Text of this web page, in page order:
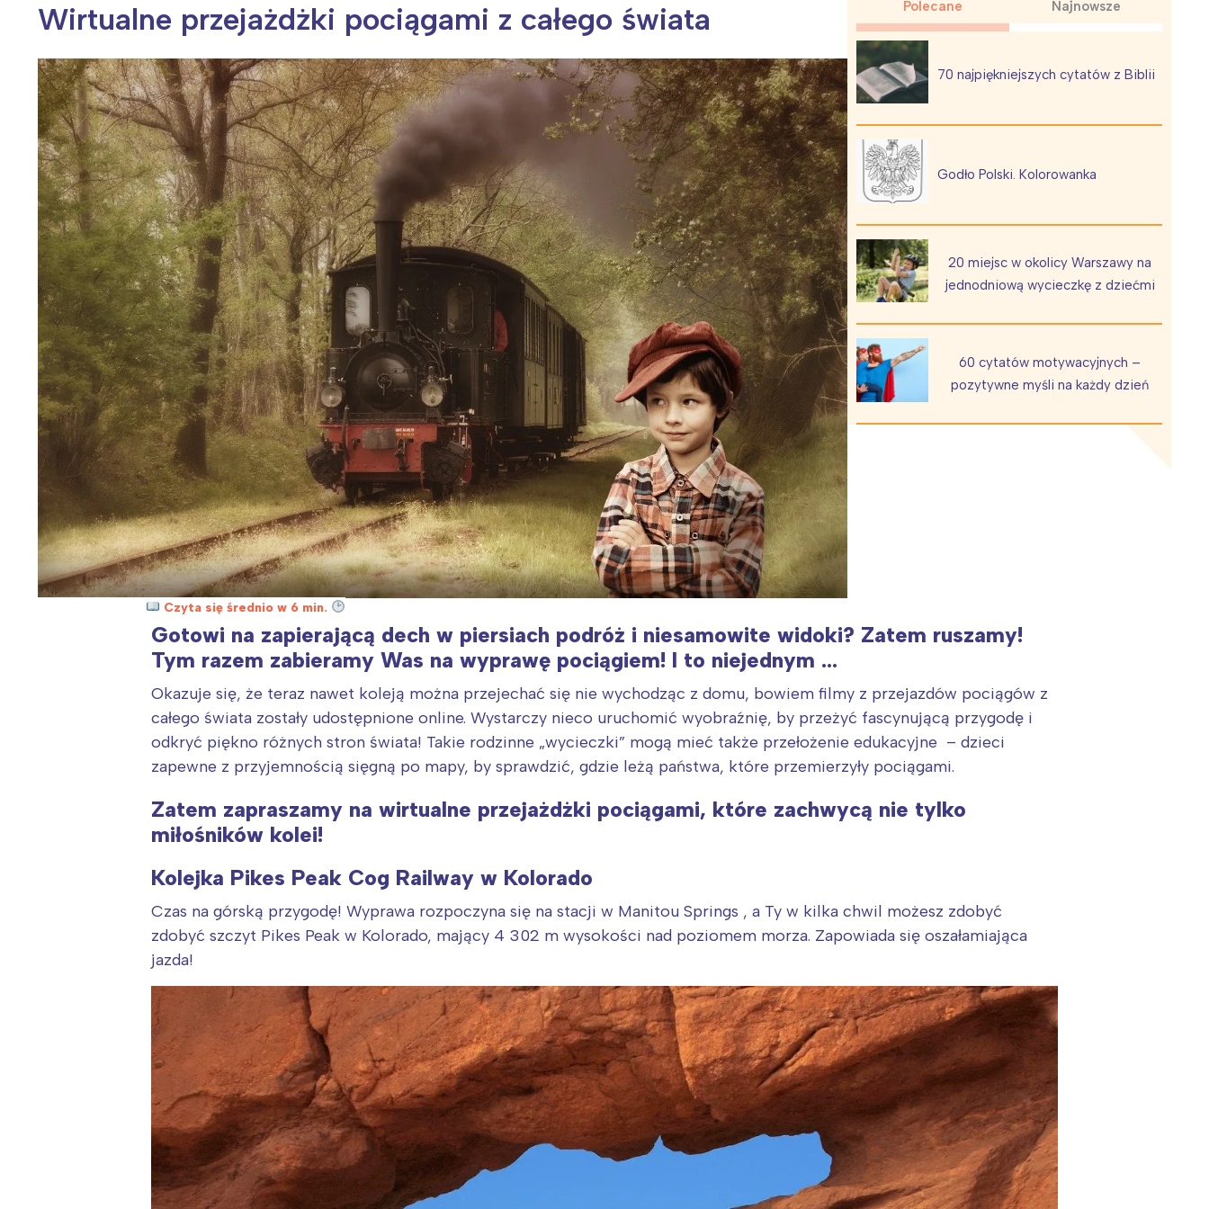
Wiosenny koncert ptaków na płocie Kwitnąca wiśnia i jej płatki Pszczoła i kwitnący ul
Wirtualne przejażdżki pociągami z całego świata Polecane Najnowsze
70 najpiękniejszych cytatów z Biblii
Godło Polski. Kolorowanka
20 miejsc w okolicy Warszawy na
jednodniową wycieczkę z dziećmi
60 cytatów motywacyjnych –
pozytywne myśli na każdy dzień
Czyta się średnio w 6 min.
Gotowi na zapierającą dech w piersiach podróż i niesamowite widoki? Zatem ruszamy!
Tym razem zabieramy Was na wyprawę pociągiem! I to niejednym …
Okazuje się, że teraz nawet koleją można przejechać się nie wychodząc z domu, bowiem filmy z przejazdów pociągów z
całego świata zostały udostępnione online. Wystarczy nieco uruchomić wyobraźnię, by przeżyć fascynującą przygodę i
odkryć piękno różnych stron świata! Takie rodzinne „wycieczki” mogą mieć także przełożenie edukacyjne – dzieci
zapewne z przyjemnością sięgną po mapy, by sprawdzić, gdzie leżą państwa, które przemierzyły pociągami.
Zatem zapraszamy na wirtualne przejażdżki pociągami, które zachwycą nie tylko
miłośników kolei!
Kolejka Pikes Peak Cog Railway w Kolorado
Czas na górską przygodę! Wyprawa rozpoczyna się na stacji w Manitou Springs , a Ty w kilka chwil możesz zdobyć
zdobyć szczyt Pikes Peak w Kolorado, mający 4 302 m wysokości nad poziomem morza. Zapowiada się oszałamiająca
jazda!